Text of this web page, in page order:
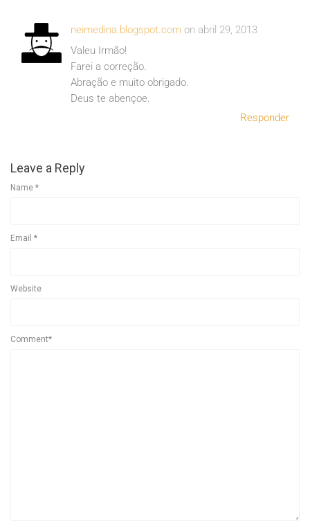
neimedina.blogspot.com on abril 29, 2013
Valeu Irmão!
Farei a correção.
Abração e muito obrigado.
Deus te abençoe.
Responder
Leave a Reply
Name *
Email *
Website
Comment*